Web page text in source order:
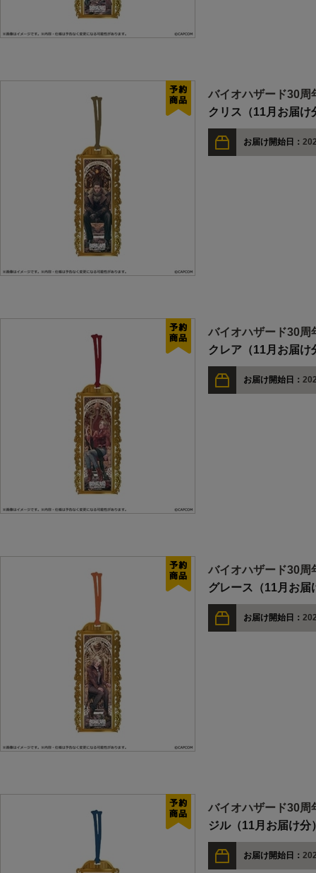
バイオハザード30
クリス（11月お届け
お届け開始日：
バイオハザード30
クレア（11月お届け
お届け開始日：
バイオハザード30
グレース（11月お届
お届け開始日：
バイオハザード30
ジル（11月お届け分
お届け開始日：